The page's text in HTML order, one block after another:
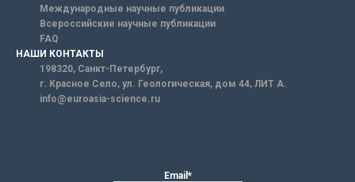
Международные научные публикации
Всероссийские научные публикации
FAQ
НАШИ КОНТАКТЫ
198320, Санкт-Петербург,
г. Красное Село, ул. Геологическая, дом 44, ЛИТ А.
info@euroasia-science.ru
Email*